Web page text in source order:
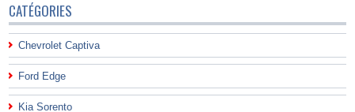
CATÉGORIES
Chevrolet Captiva
Ford Edge
Kia Sorento